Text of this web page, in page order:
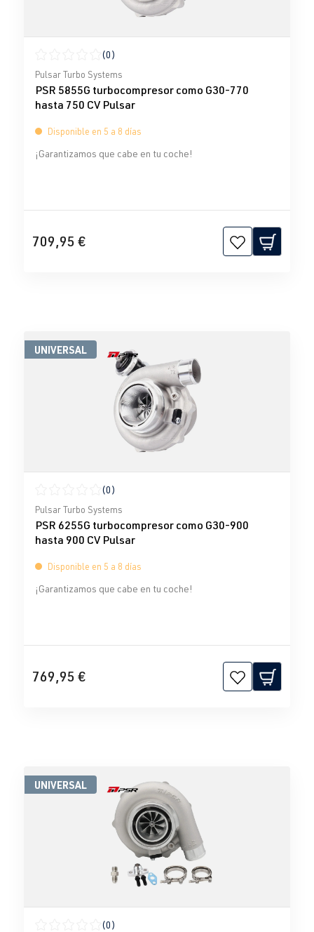
Calificación promedio de 0 de 5 estrellas
(0)
Pulsar Turbo Systems
PSR 5855G turbocompresor como G30-770
hasta 750 CV Pulsar
Disponible en 5 a 8 días
¡Garantizamos que cabe en tu coche!
709,95 €
UNIVERSAL
Calificación promedio de 0 de 5 estrellas
(0)
Pulsar Turbo Systems
PSR 6255G turbocompresor como G30-900
hasta 900 CV Pulsar
Disponible en 5 a 8 días
¡Garantizamos que cabe en tu coche!
769,95 €
UNIVERSAL
(0)